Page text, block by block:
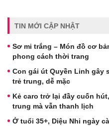
TIN MỚI CẬP NHẬT
Sơ mi trắng – Món đồ cơ
phong cách thời trang
Con gái út Quyền Linh gây
trẻ trung, dễ mặc
Kẻ caro trở lại đầy cuốn
trung mà vẫn thanh lịch
Ở tuổi 35+, Diệu Nhi ngày